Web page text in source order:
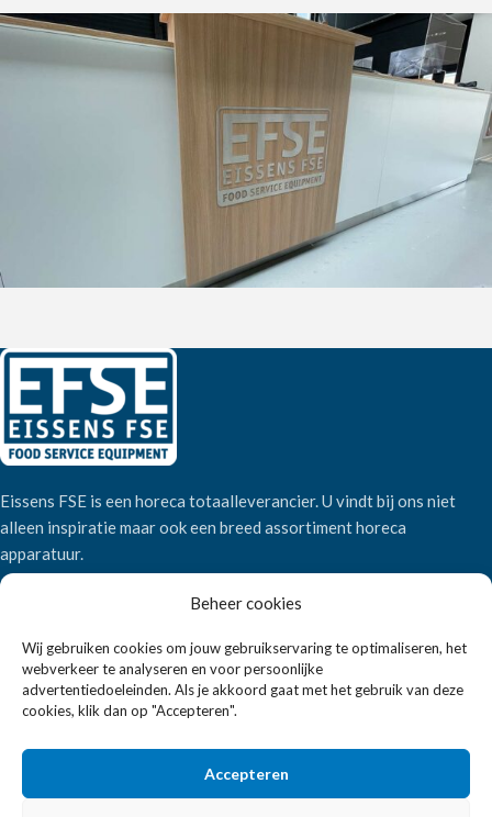
Beheer cookies
Wij gebruiken cookies om jouw gebruikservaring te optimaliseren, het
webverkeer te analyseren en voor persoonlijke
advertentiedoeleinden. Als je akkoord gaat met het gebruik van deze
cookies, klik dan op "Accepteren".
Accepteren
Eissens FSE is een horeca totaalleverancier. U vindt bij ons niet
alleen inspiratie maar ook een breed assortiment horeca
apparatuur.
Telefoon:+31 6 2708 6347
E-mail:verkoop@eissensfse.nl
KLANTENSERVICE
Over ons